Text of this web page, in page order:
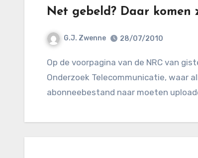
Net gebeld? Daar komen
G.J. Zwenne 28/07/2010
Op de voorpagina van de NRC van gisteren een bericht over het Centraal Informatiepunt
Onderzoek Telecommunicatie, waar
abonneebestand naar moeten